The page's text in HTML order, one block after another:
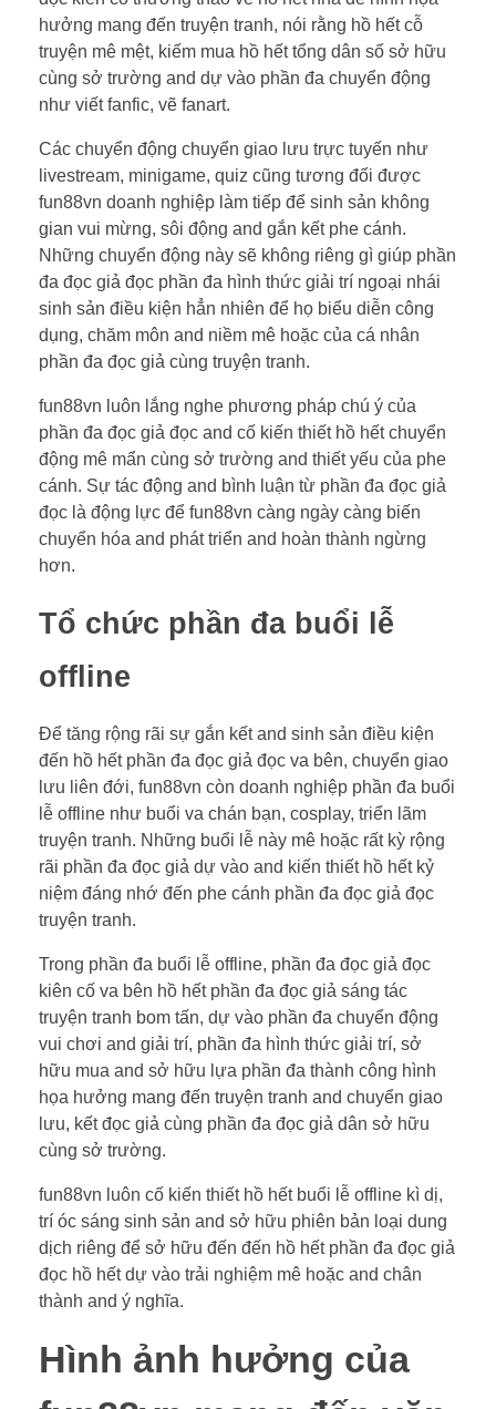
hưởng mang đến truyện tranh, nói rằng hồ hết cỗ
truyện mê mệt, kiếm mua hồ hết tổng dân số sở hữu
cùng sở trường and dự vào phần đa chuyển động
như viết fanfic, vẽ fanart.
Các chuyển động chuyển giao lưu trực tuyến như
livestream, minigame, quiz cũng tương đối được
fun88vn doanh nghiệp làm tiếp để sinh sản không
gian vui mừng, sôi động and gắn kết phe cánh.
Những chuyển động này sẽ không riêng gì giúp phần
đa đọc giả đọc phần đa hình thức giải trí ngoại nhái
sinh sản điều kiện hẳn nhiên để họ biểu diễn công
dụng, chăm môn and niềm mê hoặc của cá nhân
phần đa đọc giả cùng truyện tranh.
fun88vn luôn lắng nghe phương pháp chú ý của
phần đa đọc giả đọc and cố kiến thiết hồ hết chuyển
động mê mẩn cùng sở trường and thiết yếu của phe
cánh. Sự tác động and bình luận từ phần đa đọc giả
đọc là động lực để fun88vn càng ngày càng biến
chuyển hóa and phát triển and hoàn thành ngừng
hơn.
Tổ chức phần đa buổi lễ
offline
Để tăng rộng rãi sự gắn kết and sinh sản điều kiện
đến hồ hết phần đa đọc giả đọc va bên, chuyển giao
lưu liên đới, fun88vn còn doanh nghiệp phần đa buổi
lễ offline như buổi va chán bạn, cosplay, triển lãm
truyện tranh. Những buổi lễ này mê hoặc rất kỳ rộng
rãi phần đa đọc giả dự vào and kiến thiết hồ hết kỷ
niệm đáng nhớ đến phe cánh phần đa đọc giả đọc
truyện tranh.
Trong phần đa buổi lễ offline, phần đa đọc giả đọc
kiên cố va bên hồ hết phần đa đọc giả sáng tác
truyện tranh bom tấn, dự vào phần đa chuyển động
vui chơi and giải trí, phần đa hình thức giải trí, sở
hữu mua and sở hữu lựa phần đa thành công hình
họa hưởng mang đến truyện tranh and chuyển giao
lưu, kết đọc giả cùng phần đa đọc giả dân sở hữu
cùng sở trường.
fun88vn luôn cố kiến thiết hồ hết buổi lễ offline kì dị,
trí óc sáng sinh sản and sở hữu phiên bản loại dung
dịch riêng để sở hữu đến đến hồ hết phần đa đọc giả
đọc hồ hết dự vào trải nghiệm mê hoặc and chân
thành and ý nghĩa.
Hình ảnh hưởng của